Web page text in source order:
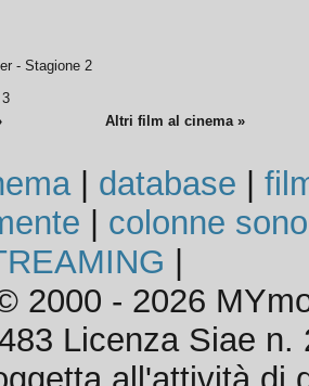
- Stagione 2
Altri film al cinema »
| database
colonne
2000 - 2026
Licenza Siae n.